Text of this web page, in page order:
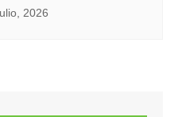
2026